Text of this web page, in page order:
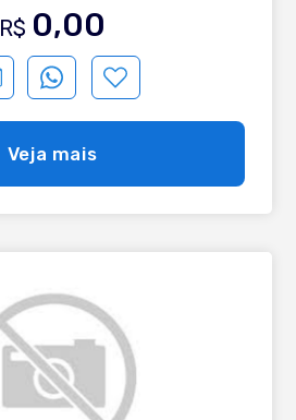
R$ 0,00
Veja mais